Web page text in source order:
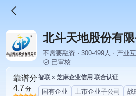
北斗天地股份有限
不需要融资 · 300-499人 · 产业
已审核
靠谱分
4.7 分
智联 x 芝麻企业信用 联合认证
国有企业 上市企业子公司
战